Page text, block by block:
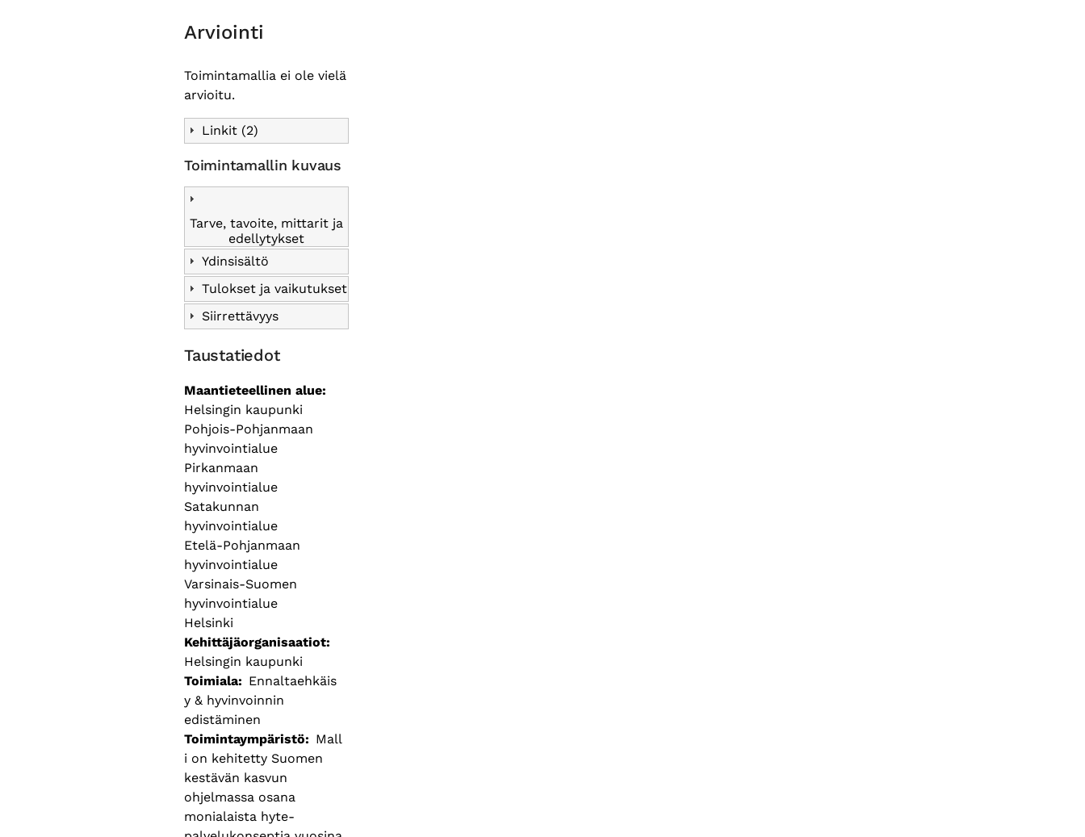
Arviointi
Toimintamallia ei ole vielä
arvioitu.
Linkit (2)
Toimintamallin kuvaus
Tarve, tavoite, mittarit ja
edellytykset
Ydinsisältö
Tulokset ja vaikutukset
Siirrettävyys
Taustatiedot
Maantieteellinen alue
Helsingin kaupunki
Pohjois-Pohjanmaan
hyvinvointialue
Pirkanmaan
hyvinvointialue
Satakunnan
hyvinvointialue
Etelä-Pohjanmaan
hyvinvointialue
Varsinais-Suomen
hyvinvointialue
Helsinki
Kehittäjäorganisaatiot
Helsingin kaupunki
Toimiala
Ennaltaehkäis
y & hyvinvoinnin
edistäminen
Toimintaympäristö
Mall
i on kehitetty Suomen
kestävän kasvun
ohjelmassa osana
monialaista hyte-